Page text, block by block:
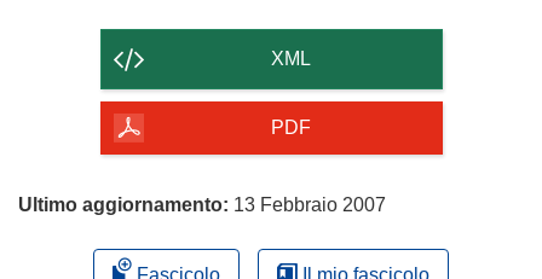
contenuto
della
pagina
XML
PDF
Ultimo aggiornamento: 13 Febbraio 2007
Fascicolo Il mio fascicolo